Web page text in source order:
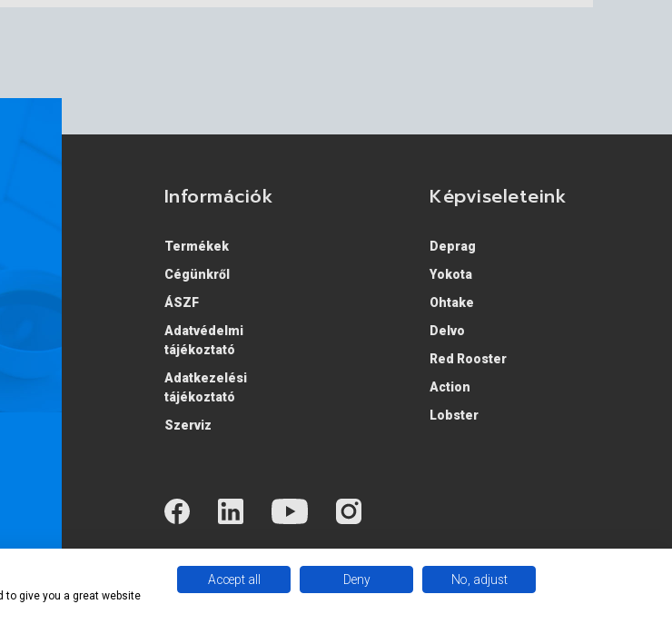
termékkatalógusban.Információk
Termékek
Cégünkről
ÁSZF
Adatvédelmi
tájékoztató
Adatkezelési
tájékoztató
Szerviz
Képviseleteink
Deprag
Yokota
Ohtake
Delvo
Red Rooster
Action
Lobster
2026 Econ Trading Kft. / Minden jog fentartva.
to give you a great website
Accept all Deny No, adjust